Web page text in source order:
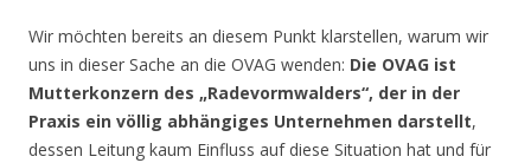
Wir möchten bereits an diesem Punkt klarstellen, warum wir
uns in dieser Sache an die OVAG wenden: Die OVAG ist
Mutterkonzern des „Radevormwalders“, der in der
Praxis ein völlig abhängiges Unternehmen darstellt,
dessen Leitung kaum Einfluss auf diese Situation hat und für